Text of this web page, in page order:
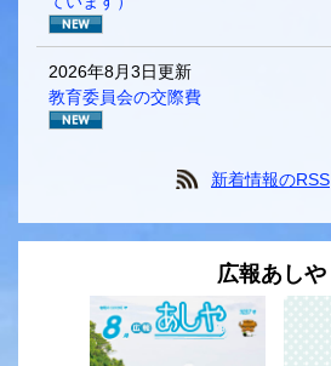
2026年8月3日更新
教育委員会の交際費
新着情報のRSS
広報あしや